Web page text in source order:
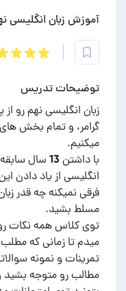
آموزش زبان انگلیسی
توضیحات تدریس
زبان انگلیسی نهم رو
گرامر، و تمام بخش
با داشتن 13
فرقی نمیکنه چه قدر
توی کلاس همه نکات
تمرینات و نمونه